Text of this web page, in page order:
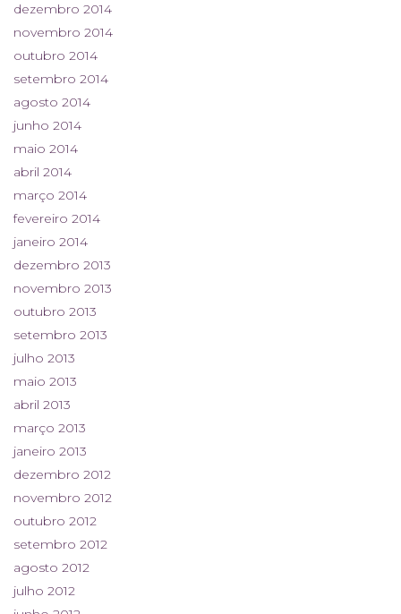
dezembro 2014
novembro 2014
outubro 2014
setembro 2014
agosto 2014
junho 2014
maio 2014
abril 2014
março 2014
fevereiro 2014
janeiro 2014
dezembro 2013
novembro 2013
outubro 2013
setembro 2013
julho 2013
maio 2013
abril 2013
março 2013
janeiro 2013
dezembro 2012
novembro 2012
outubro 2012
setembro 2012
agosto 2012
julho 2012